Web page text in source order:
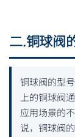
二.铜球阀
铜球阀的型
上的铜球阀
应用场景的
说，铜球阀